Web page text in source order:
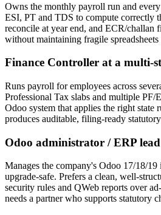
Owns the monthly payroll run and
ESI, PT and TDS to compute correctly
reconcile at year end, and ECR/
without maintaining fragile
Finance Controller at a multi-
Runs payroll for employees across
Professional Tax slabs and multiple PF/
Odoo system that applies the right state
produces auditable, filing-ready
Odoo administrator / ERP lead
Manages the company's Odoo 17/18/19
upgrade-safe. Prefers a clean, well-
security rules and QWeb reports over
needs a partner who supports statutory